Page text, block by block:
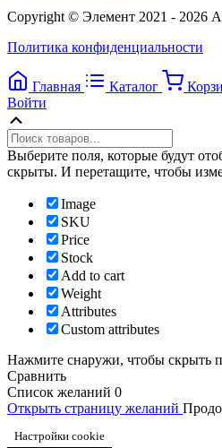
Copyright © Элемент 2021 - 2026
Политика конфиденциальности
Главная Каталог
Войти
вверх
Выберите поля, которые будут
скрыты. И перетащите, чтобы
Image
SKU
Price
Stock
Add to cart
Weight
Attributes
Custom attributes
Нажмите снаружи, чтобы скрыть
Сравнить
Список желаний 0
Открыть страницу желаний
Настройки cookie